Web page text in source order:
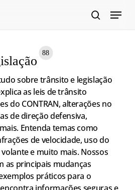
Menu
88
sobre trânsito e legislação
as leis de trânsito
do CONTRAN, alterações no
de direção defensiva,
Entenda temas como
de velocidade, uso do
e muito mais. Nossos
as principais mudanças
práticos para o